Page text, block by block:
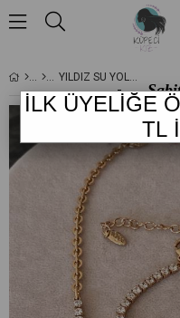
TL
Üzeri
YILDIZ SU YOLU KOLYE VE BILEKLIK TAKIMI
İLK ÜYELİĞE
TL